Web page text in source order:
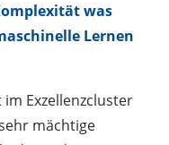
was
Lernen
Exzellenzcluster
mächtige